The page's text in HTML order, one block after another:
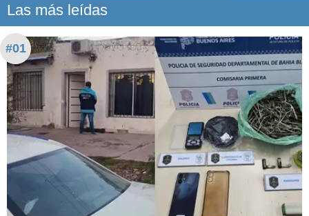
Las más leídas
#01